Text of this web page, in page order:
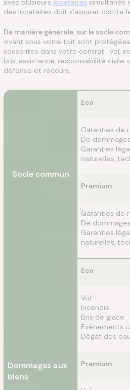
avez plusieurs locataires simultanés
des locataires doit s’assurer contre
De manière générale, sur le socle
vivant sous votre toit sont
souscrites dans votre contrat : vol,
bris, assistance, responsabilité civile
défense et recours.
Socle commun
Eco
Garanties de
De
Garanties
naturelles,
Premium
Garanties de
De
Garanties
naturelles,
Dommages aux
biens
Eco
Vol
Incendie
Bris de glace
Évènements
Dégât des
Premium